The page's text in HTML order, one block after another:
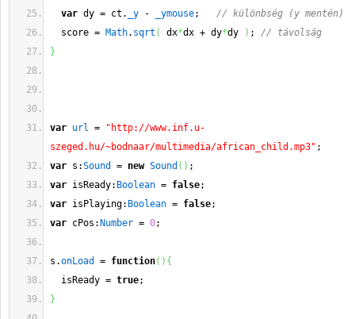
var dy = ct. _y - _ymouse; // különbség (y mentén)
score = Math. sqrt ( dx*dx + dy*dy ) ; // távolság
}
var url =
"http://www.inf.u-
szeged.hu/~bodnaar/multimedia/african_child.mp3" ;
var s:Sound = new Sound ( ) ;
var isReady: Boolean = false;
var isPlaying: Boolean = false;
var cPos: Number = 0;
s.onLoad = function( ) {
isReady = true;
}